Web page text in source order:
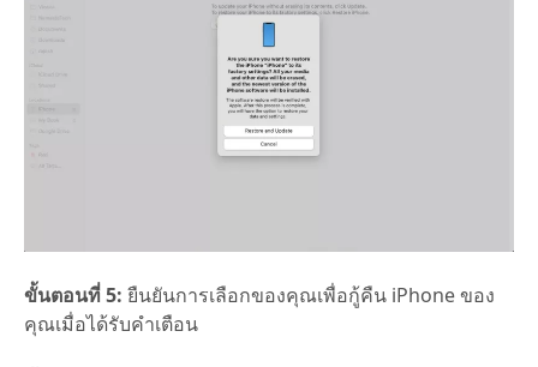
ขั้นตอนที่ 5: ยืนยันการเลือกของคุณเพื่อกู้คืน iPhone ของ
คุณเมื่อได้รับคำเตือน